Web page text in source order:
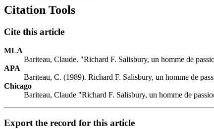
Citation Tools
Cite this article
MLA
Bariteau, Claude. "Richard F. Salisbury, un homme de
APA
Bariteau, C. (1989). Richard F. Salisbury, un homme de
Chicago
Bariteau, Claude "Richard F. Salisbury, un homme de
Export the record for this article